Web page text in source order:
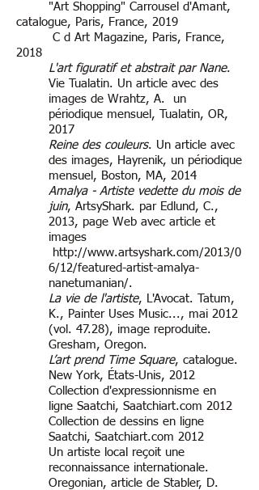
"Art Shopping" Carrousel d'Amant,
catalogue, Paris, France, 2019
C d Art Magazine, Paris, France,
2018
L'art figuratif et abstrait par Nane.
Vie Tualatin. Un article avec des
images de Wrahtz, A. un
périodique mensuel, Tualatin, OR,
2017
Reine des couleurs. Un article avec
des images, Hayrenik, un périodique
mensuel, Boston, MA, 2014
Amalya - Artiste vedette du mois de
juin, ArtsyShark. par Edlund, C.,
2013, page Web avec article et
images
http://www.artsyshark.com/2013/0
6/12/featured-artist-amalya-
nanetumanian/.
La vie de l'artiste, L'Avocat. Tatum,
K., Painter Uses Music..., mai 2012
(vol. 47.28), image reproduite.
Gresham, Oregon.
L’art prend Time Square, catalogue.
New York, États-Unis, 2012
Collection d'expressionnisme en
ligne Saatchi, Saatchiart.com 2012
Collection de dessins en ligne
Saatchi, Saatchiart.com 2012
Un artiste local reçoit une
reconnaissance internationale.
Oregonian, article de Stabler, D.